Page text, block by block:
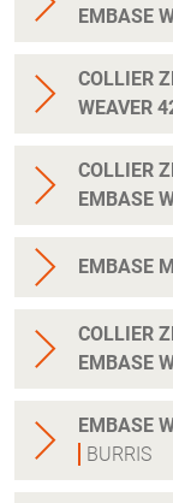
EMBASE
COLLIER
WEAVER
COLLIER
EMBASE
EMBASE
COLLIER
EMBASE
EMBASE
BURRIS